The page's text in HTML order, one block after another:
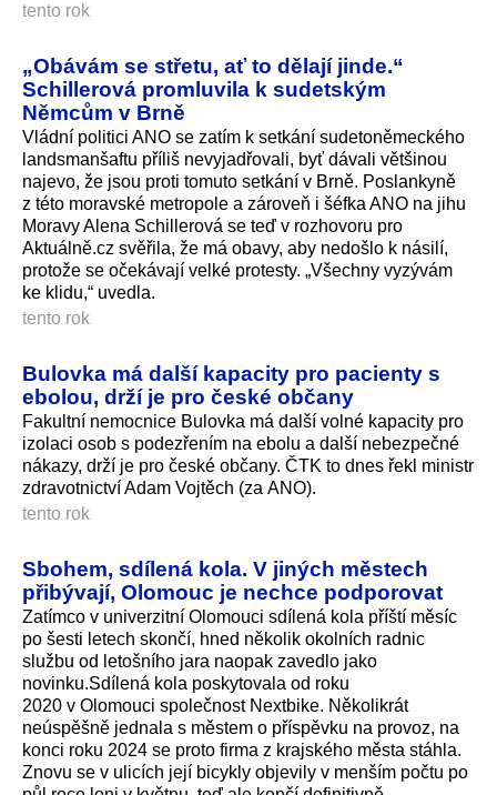
tento rok
„Obávám se střetu, ať to dělají jinde.“
Schillerová promluvila k sudetským
Němcům v Brně
Vládní politici ANO se zatím k setkání sudetoněmeckého
landsmanšaftu příliš nevyjadřovali, byť dávali většinou
najevo, že jsou proti tomuto setkání v Brně. Poslankyně
z této moravské metropole a zároveň i šéfka ANO na jihu
Moravy Alena Schillerová se teď v rozhovoru pro
Aktuálně.cz svěřila, že má obavy, aby nedošlo k násilí,
protože se očekávají velké protesty. „Všechny vyzývám
ke klidu,“ uvedla.
tento rok
Bulovka má další kapacity pro pacienty s
ebolou, drží je pro české občany
Fakultní nemocnice Bulovka má další volné kapacity pro
izolaci osob s podezřením na ebolu a další nebezpečné
nákazy, drží je pro české občany. ČTK to dnes řekl ministr
zdravotnictví Adam Vojtěch (za ANO).
tento rok
Sbohem, sdílená kola. V jiných městech
přibývají, Olomouc je nechce podporovat
Zatímco v univerzitní Olomouci sdílená kola příští měsíc
po šesti letech skončí, hned několik okolních radnic
službu od letošního jara naopak zavedlo jako
novinku.Sdílená kola poskytovala od roku
2020 v Olomouci společnost Nextbike. Několikrát
neúspěšně jednala s městem o příspěvku na provoz, na
konci roku 2024 se proto firma z krajského města stáhla.
Znovu se v ulicích její bicykly objevily v menším počtu po